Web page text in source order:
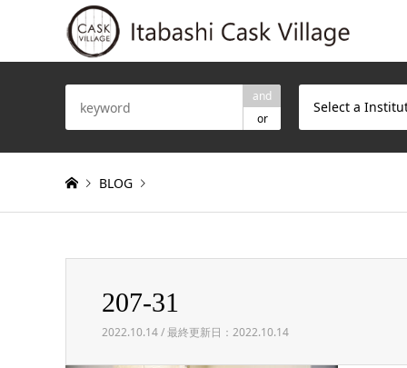
and
or
Select a
BLOG
207-31207-31
2022.10.14 / 最終更新日：2022.10.14